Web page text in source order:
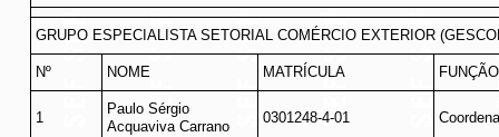
GRUPO ESPECIALISTA SETORIAL COMÉRCIO EXTERIOR
Nº NOME MATRÍCULA FUNÇÃO
1
Paulo Sérgio
Acquaviva Carrano
0301248-4-01